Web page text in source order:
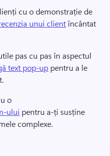
cu o demonstrație de
unui client încântat
pas cu pas în aspectul
text pop-up pentru a le
o
ului pentru a-ți susține
complexe.